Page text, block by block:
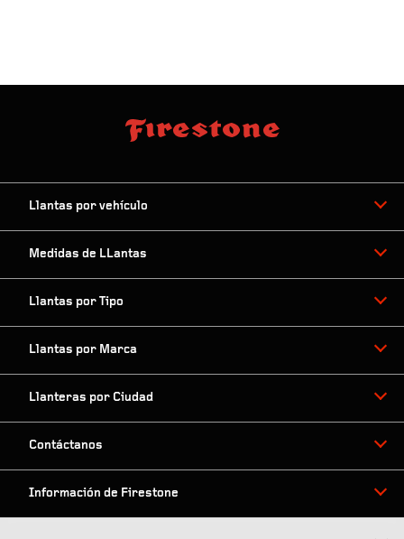
Llantas por vehículo
Medidas de LLantas
Llantas por Tipo
Llantas por Marca
Llanteras por Ciudad
Contáctanos
Información de Firestone